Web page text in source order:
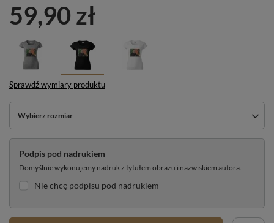
59,90 zł
Sprawdź wymiary produktu
Wybierz rozmiar
Podpis pod nadrukiem
Domyślnie wykonujemy nadruk z tytułem obrazu i nazwiskiem autora.
Nie chcę podpisu pod nadrukiem